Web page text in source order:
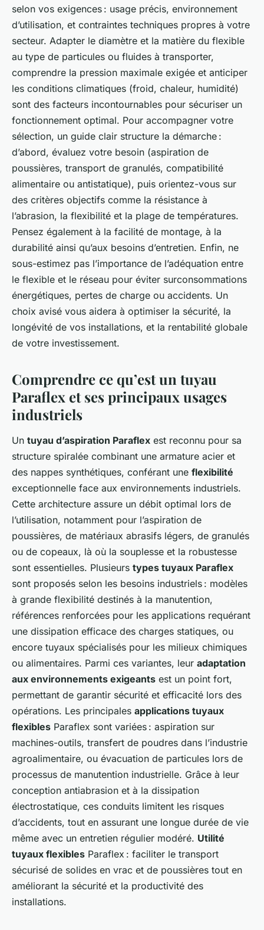
selon vos exigences : usage précis, environnement
d’utilisation, et contraintes techniques propres à votre
secteur. Adapter le diamètre et la matière du flexible
au type de particules ou fluides à transporter,
comprendre la pression maximale exigée et anticiper
les conditions climatiques (froid, chaleur, humidité)
sont des facteurs incontournables pour sécuriser un
fonctionnement optimal. Pour accompagner votre
sélection, un guide clair structure la démarche :
d’abord, évaluez votre besoin (aspiration de
poussières, transport de granulés, compatibilité
alimentaire ou antistatique), puis orientez-vous sur
des critères objectifs comme la résistance à
l’abrasion, la flexibilité et la plage de températures.
Pensez également à la facilité de montage, à la
durabilité ainsi qu’aux besoins d’entretien. Enfin, ne
sous-estimez pas l’importance de l’adéquation entre
le flexible et le réseau pour éviter surconsommations
énergétiques, pertes de charge ou accidents. Un
choix avisé vous aidera à optimiser la sécurité, la
longévité de vos installations, et la rentabilité globale
de votre investissement.
Comprendre ce qu’est un tuyau
Paraflex et ses principaux usages
industriels
Un tuyau d’aspiration Paraflex est reconnu pour sa
structure spiralée combinant une armature acier et
des nappes synthétiques, conférant une flexibilité
exceptionnelle face aux environnements industriels.
Cette architecture assure un débit optimal lors de
l’utilisation, notamment pour l’aspiration de
poussières, de matériaux abrasifs légers, de granulés
ou de copeaux, là où la souplesse et la robustesse
sont essentielles. Plusieurs types tuyaux Paraflex
sont proposés selon les besoins industriels : modèles
à grande flexibilité destinés à la manutention,
références renforcées pour les applications requérant
une dissipation efficace des charges statiques, ou
encore tuyaux spécialisés pour les milieux chimiques
ou alimentaires. Parmi ces variantes, leur adaptation
aux environnements exigeants est un point fort,
permettant de garantir sécurité et efficacité lors des
opérations. Les principales applications tuyaux
flexibles Paraflex sont variées : aspiration sur
machines-outils, transfert de poudres dans l’industrie
agroalimentaire, ou évacuation de particules lors de
processus de manutention industrielle. Grâce à leur
conception antiabrasion et à la dissipation
électrostatique, ces conduits limitent les risques
d’accidents, tout en assurant une longue durée de vie
même avec un entretien régulier modéré. Utilité
tuyaux flexibles Paraflex : faciliter le transport
sécurisé de solides en vrac et de poussières tout en
améliorant la sécurité et la productivité des
installations.